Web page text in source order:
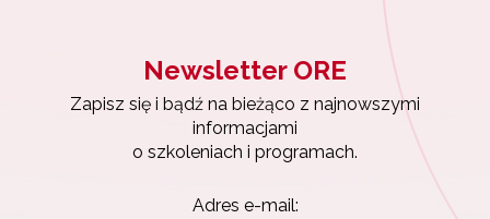
Newsletter ORE
Zapisz się i bądź na bieżąco z najnowszymi
informacjami
o szkoleniach i programach.
Adres e-mail: